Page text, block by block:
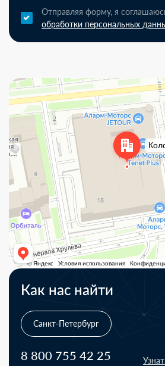
Отправляя форму, я
обработки персональных
Как нас найти
Санкт-Петербург
8 800 755 42 25